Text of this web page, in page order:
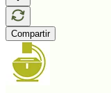
Compartir